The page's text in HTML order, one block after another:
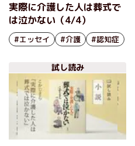
実際に介護した人は葬式で
は泣かない（4/4）
#エッセイ #介護 #認知症
試し読み